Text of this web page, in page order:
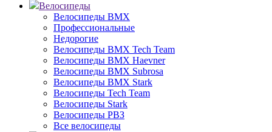
Велосипеды
Велосипеды BMX
Профессиональные
Недорогие
Велосипеды BMX Tech Team
Велосипеды BMX Haevner
Велосипеды BMX Subrosa
Велосипеды BMX Stark
Велосипеды Tech Team
Велосипеды Stark
Велосипеды РВЗ
Все велосипеды